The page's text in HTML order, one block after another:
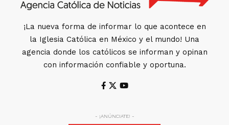
¡La nueva forma de informar lo que acontece en
la Iglesia Católica en México y el mundo! Una
agencia donde los católicos se informan y opinan
con información confiable y oportuna.
- ¡ANÚNCIATE! -